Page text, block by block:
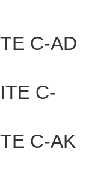
C-AD
C-
C-AK